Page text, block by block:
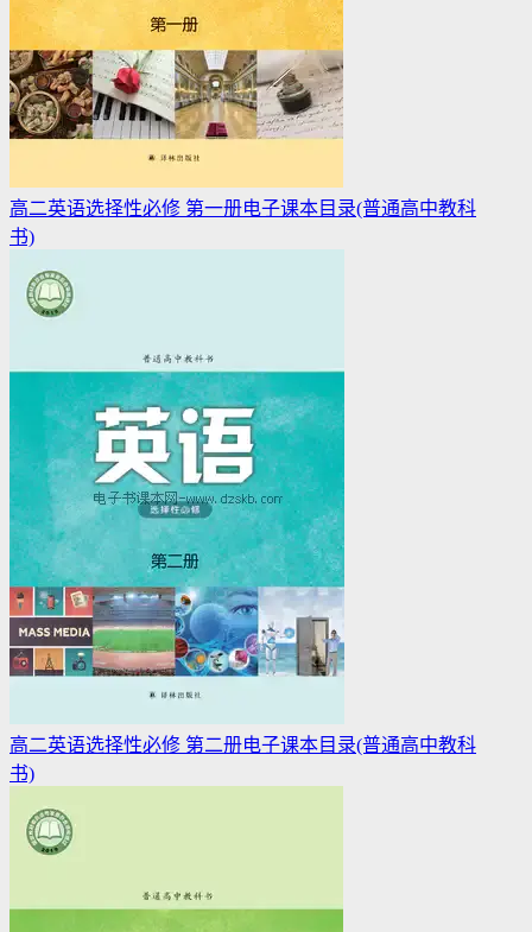
高二英语选择性必修 第一册电子课本目录(普通高中教科
书)
高二英语选择性必修 第二册电子课本目录(普通高中教科
书)